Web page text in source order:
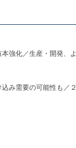
強化／生産・開発、よ
み需要の可能性も／２